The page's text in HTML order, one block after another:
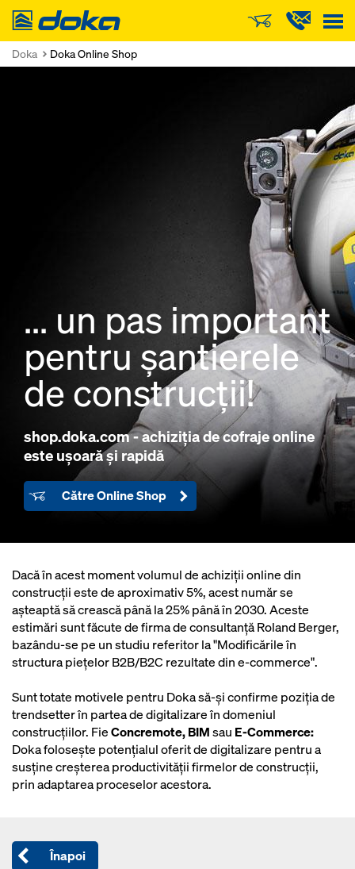
Doka
Doka Doka Online Shop
... un pas important
pentru șantierele
de construcții!
shop.doka.com- achiziția de cofraje online
este ușoară și rapidă
Către Online Shop
Dacă în acest moment volumul de achiziții online din
construcții este de aproximativ 5%, acest număr se
așteaptă să crească până la 25% până în 2030. Aceste
estimări sunt făcute de firma de consultanță Roland Berger,
bazându-se pe un studiu referitor la "Modificările în
structura piețelor B2B/B2C rezultate din e-commerce".
Sunt totate motivele pentru Doka să-și confirme poziția de
trendsetter în partea de digitalizare în domeniul
construcțiilor. FieConcremote, BIMsau E-Commerce:
Doka folosește potențialul oferit de digitalizare pentru a
susține creșterea productivității firmelor de construcții,
prin adaptarea proceselor acestora.
Înapoi